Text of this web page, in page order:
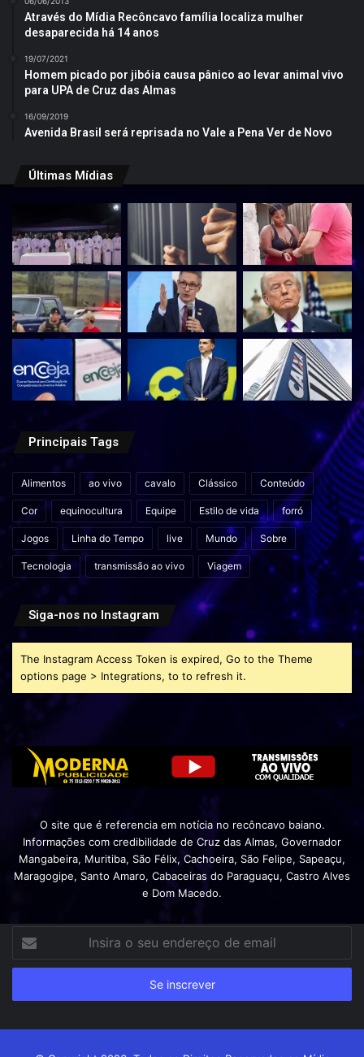
Através do Mídia Recôncavo família localiza mulher
desaparecida há 14 anos
19/07/2021
Homem picado por jibóia causa pânico ao levar animal vivo
para UPA de Cruz das Almas
16/09/2019
Avenida Brasil será reprisada no Vale a Pena Ver de Novo
Últimas Mídias
Principais Tags
Alimentos ao vivo cavalo Clássico Conteúdo
Cor equinocultura Equipe Estilo de vida forró
Jogos Linha do Tempo live Mundo Sobre
Tecnologia transmissão ao vivo Viagem
Siga-nos no Instagram
The Instagram Access Token is expired, Go to the Theme
options page > Integrations, to to refresh it.
O site que é referencia em notícia no recôncavo baiano.
Informações com credibilidade de Cruz das Almas, Governador
Mangabeira, Muritiba, São Félix, Cachoeira, São Felipe, Sapeaçu,
Maragogipe, Santo Amaro, Cabaceiras do Paraguaçu, Castro Alves
e Dom Macedo.
seu
de